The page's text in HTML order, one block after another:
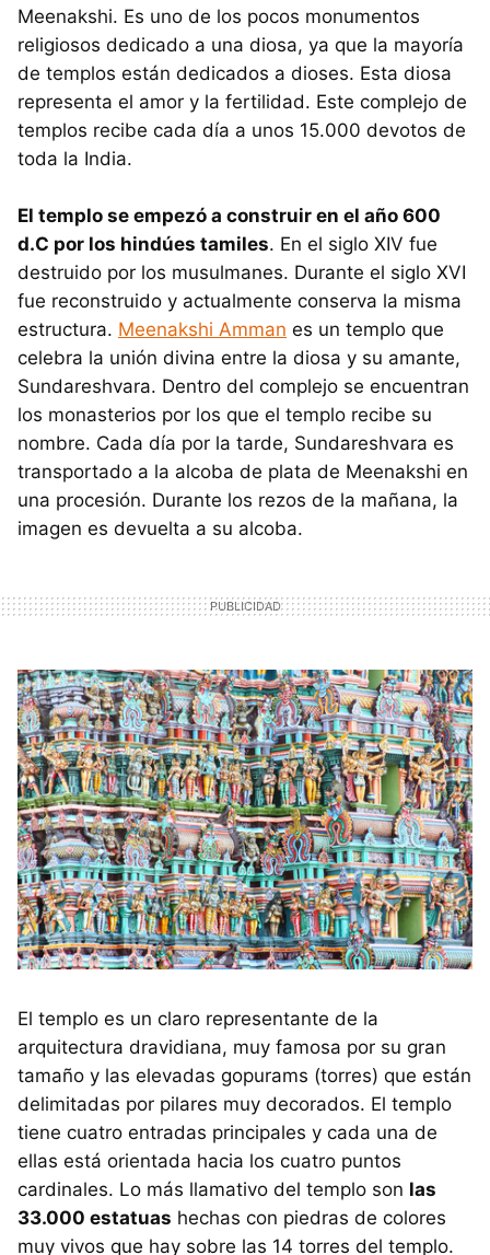
Meenakshi. Es uno de los pocos monumentos
religiosos dedicado a una diosa, ya que la mayoría
de templos están dedicados a dioses. Esta diosa
representa el amor y la fertilidad. Este complejo de
templos recibe cada día a unos 15.000 devotos de
toda la India.
El templo se empezó a construir en el año 600
d.C por los hindúes tamiles. En el siglo XIV fue
destruido por los musulmanes. Durante el siglo XVI
fue reconstruido y actualmente conserva la misma
estructura. Meenakshi Amman es un templo que
celebra la unión divina entre la diosa y su amante,
Sundareshvara. Dentro del complejo se encuentran
los monasterios por los que el templo recibe su
nombre. Cada día por la tarde, Sundareshvara es
transportado a la alcoba de plata de Meenakshi en
una procesión. Durante los rezos de la mañana, la
imagen es devuelta a su alcoba.
El templo es un claro representante de la
arquitectura dravidiana, muy famosa por su gran
tamaño y las elevadas gopurams (torres) que están
delimitadas por pilares muy decorados. El templo
tiene cuatro entradas principales y cada una de
ellas está orientada hacia los cuatro puntos
cardinales. Lo más llamativo del templo son las
33.000 estatuas hechas con piedras de colores
muy vivos que hay sobre las 14 torres del templo.